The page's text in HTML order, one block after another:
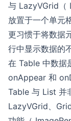
与 LazyVGrid（
放置于一个单元
更习惯于将数据
行中显示数据的
在 Table 中数据
onAppear 和
Table 与 List 并
LazyVGrid、